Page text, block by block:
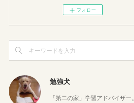
フォロー
勉強犬
「第二の家」学習アドバイザー。